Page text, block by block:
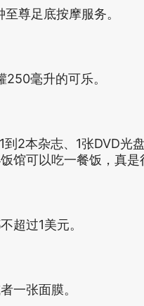
尊足底按摩服务。
250毫升的可乐。
到2本杂志、1张DVD
馆可以吃一餐饭，真是
超过1美元。
一张面膜。